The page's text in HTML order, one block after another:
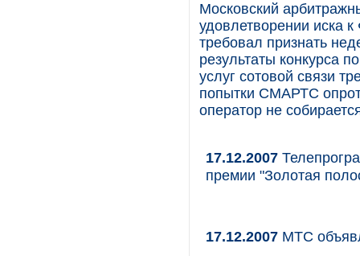
Московский
удовлетворении иска
требовал признать
результаты конкурса
услуг сотовой связи
попытки СМАРТС
оператор не
17.12.2007
премии "Золотая
17.12.2007 МТС